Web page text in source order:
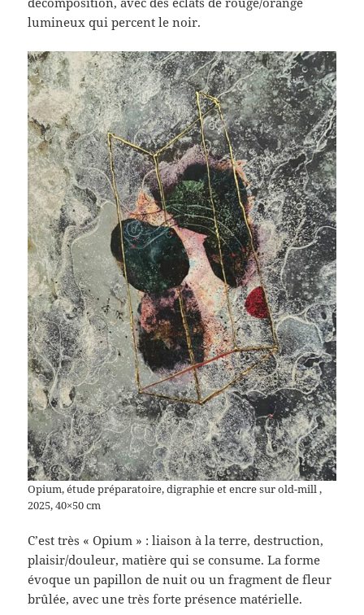
lumineux qui percent le noir.
Opium, étude préparatoire, digraphie et encre sur old-mill ,
2025, 40×50 cm
C’est très « Opium » : liaison à la terre, destruction,
plaisir/douleur, matière qui se consume. La forme
évoque un papillon de nuit ou un fragment de fleur
brûlée, avec une très forte présence matérielle.